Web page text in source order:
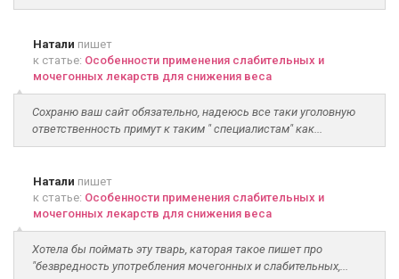
Натали пишет
к статье: Особенности применения слабительных и
мочегонных лекарств для снижения веса
Сохраню ваш сайт обязательно, надеюсь все таки уголовную
ответственность примут к таким " специалистам" как...
Натали пишет
к статье: Особенности применения слабительных и
мочегонных лекарств для снижения веса
Хотела бы поймать эту тварь, каторая такое пишет про
"безвредность употребления мочегонных и слабительных,...